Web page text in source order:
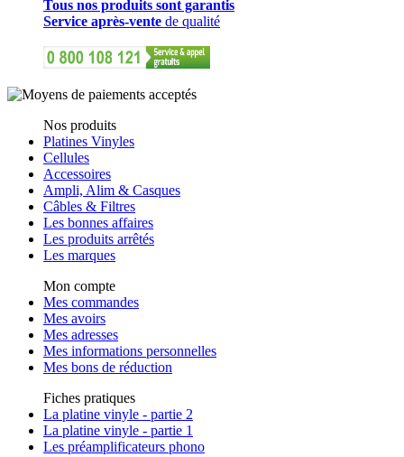
Tous nos produits sont garantis
Service après-vente de qualité
Nos produits
Platines Vinyles
Cellules
Accessoires
Ampli, Alim & Casques
Câbles & Filtres
Les bonnes affaires
Les produits arrêtés
Les marques
Mon compte
Mes commandes
Mes avoirs
Mes adresses
Mes informations personnelles
Mes bons de réduction
Fiches pratiques
La platine vinyle - partie 2
La platine vinyle - partie 1
Les préamplificateurs phono